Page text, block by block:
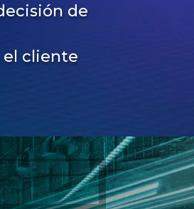
de
el cliente